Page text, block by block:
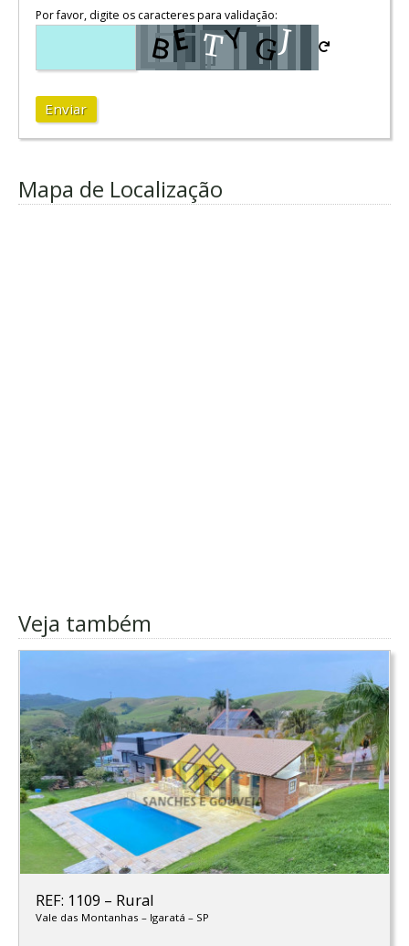
Por favor, digite os caracteres para validação:
Enviar
Mapa de Localização
Veja também
REF: 1109 – Rural
Vale das Montanhas – Igaratá – SP